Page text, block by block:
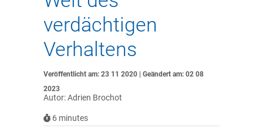
verdächtigen
Verhaltens
Veröffentlicht am: 23 11 2020 | Geändert am: 02 08
2023
Autor: Adrien Brochot
6 minutes